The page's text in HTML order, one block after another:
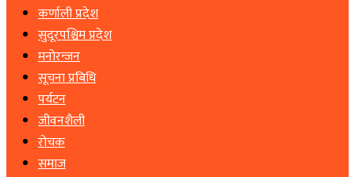
कर्णाली प्रदेश
सुदूरपश्चिम प्रदेश
मनोरन्जन
सूचना प्रबिधि
पर्यटन
जीवनशैली
रोचक
समाज